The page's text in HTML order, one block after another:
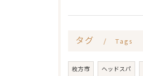
タグ Tags
枚方市 ヘッドスパ